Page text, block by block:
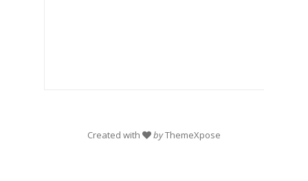
Created with byThemeXpose